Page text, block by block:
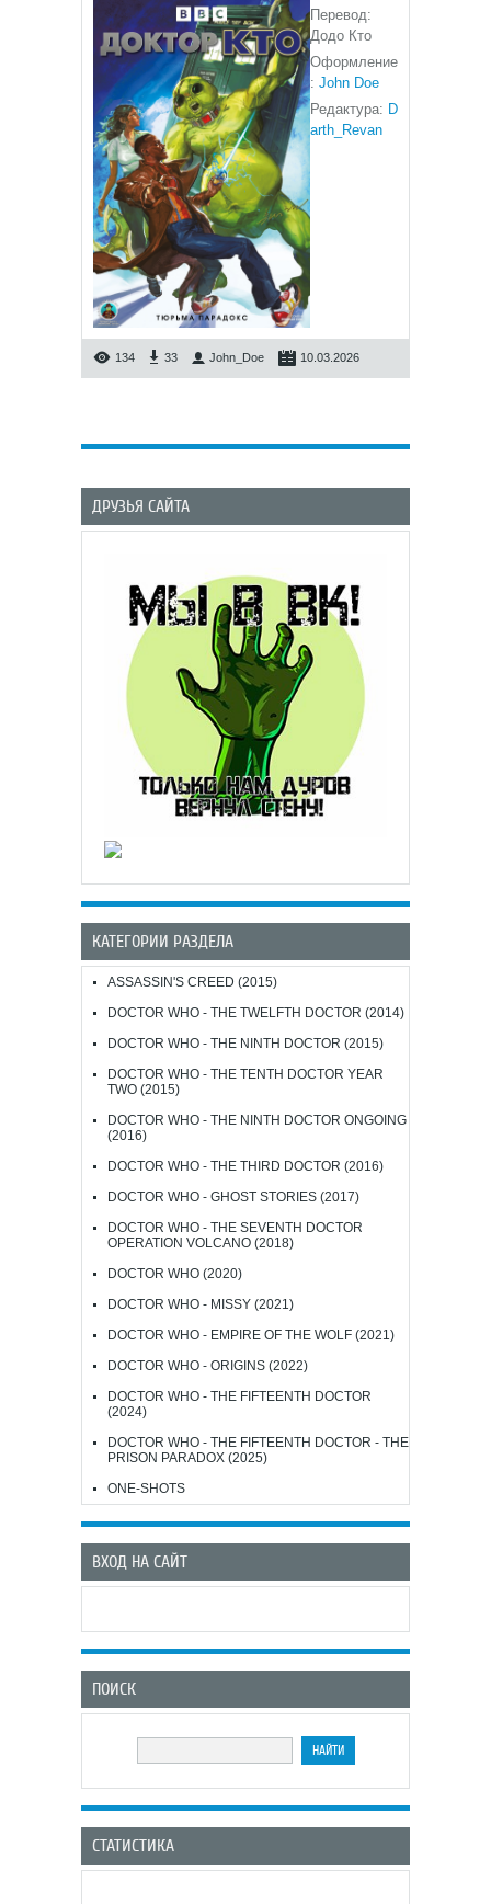
Перевод:
Додо Кто
Оформление
: John Doe
Редактура: D
arth_Revan
134 33 John_Doe 10.03.2026
ДРУЗЬЯ САЙТА
КАТЕГОРИИ РАЗДЕЛА
ASSASSIN'S CREED (2015)
DOCTOR WHO - THE TWELFTH DOCTOR (2014)
DOCTOR WHO - THE NINTH DOCTOR (2015)
DOCTOR WHO - THE TENTH DOCTOR YEAR
TWO (2015)
DOCTOR WHO - THE NINTH DOCTOR ONGOING
(2016)
DOCTOR WHO - THE THIRD DOCTOR (2016)
DOCTOR WHO - GHOST STORIES (2017)
DOCTOR WHO - THE SEVENTH DOCTOR
OPERATION VOLCANO (2018)
DOCTOR WHO (2020)
DOCTOR WHO - MISSY (2021)
DOCTOR WHO - EMPIRE OF THE WOLF (2021)
DOCTOR WHO - ORIGINS (2022)
DOCTOR WHO - THE FIFTEENTH DOCTOR
(2024)
DOCTOR WHO - THE FIFTEENTH DOCTOR - THE
PRISON PARADOX (2025)
ONE-SHOTS
ВХОД НА САЙТ
ПОИСК
СТАТИСТИКА